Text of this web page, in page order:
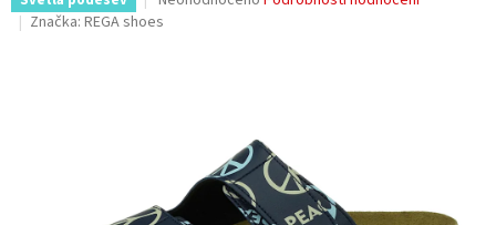
hodnocení
Značka: REGA shoes